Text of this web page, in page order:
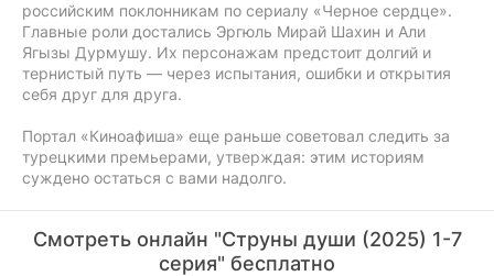
российским поклонникам по сериалу «Черное сердце».
Главные роли достались Эргюль Мирай Шахин и Али
Ягызы Дурмушу. Их персонажам предстоит долгий и
тернистый путь — через испытания, ошибки и открытия
себя друг для друга.
Портал «Киноафиша» еще раньше советовал следить за
турецкими премьерами, утверждая: этим историям
суждено остаться с вами надолго.
Смотреть онлайн "Струны души (2025) 1-7
серия" бесплатно